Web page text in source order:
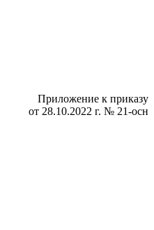
Приложение к приказу
от 28.10.2022 г. № 21-осн